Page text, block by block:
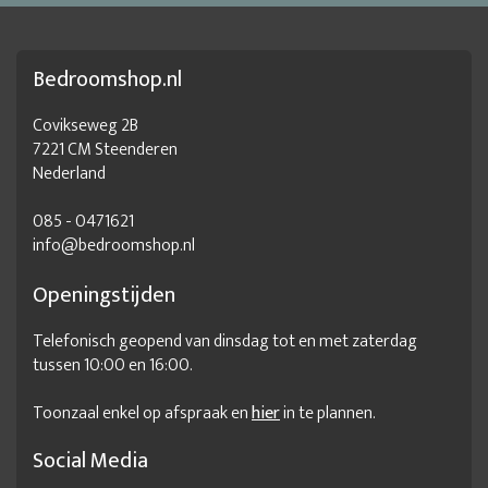
Houten kantoormeubelen
Industriële archiefkast
Inrichten werkplek
Inrichting kantoorwerkplek
Kantoor design meubelen
Kantoor meubels kopen
Kantoorkast industrieel
Kantoormeubelen kasten
Kantoormeubelen kopen
Kantoormeubelen online
Kantoormeubels
Kantoormeubels online
Kantoormeubilair
Bedroomshop.nl
Covikseweg 2B
7221 CM Steenderen
Nederland
085 - 0471621
info@bedroomshop.nl
Openingstijden
Telefonisch geopend van dinsdag tot en met zaterdag
tussen 10:00 en 16:00.
Toonzaal enkel op afspraak enhierin te plannen.
Social Media